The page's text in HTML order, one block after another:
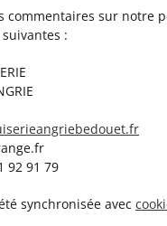
commentaires sur notre
:
92 91 79
synchronisée avec